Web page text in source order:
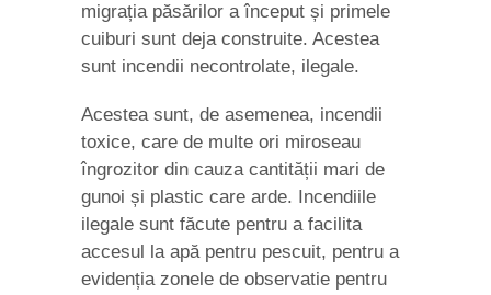
migrația păsărilor a început și primele
cuiburi sunt deja construite. Acestea
sunt incendii necontrolate, ilegale.
Acestea sunt, de asemenea, incendii
toxice, care de multe ori miroseau
îngrozitor din cauza cantității mari de
gunoi și plastic care arde. Incendiile
ilegale sunt făcute pentru a facilita
accesul la apă pentru pescuit, pentru a
evidenția zonele de observatie pentru